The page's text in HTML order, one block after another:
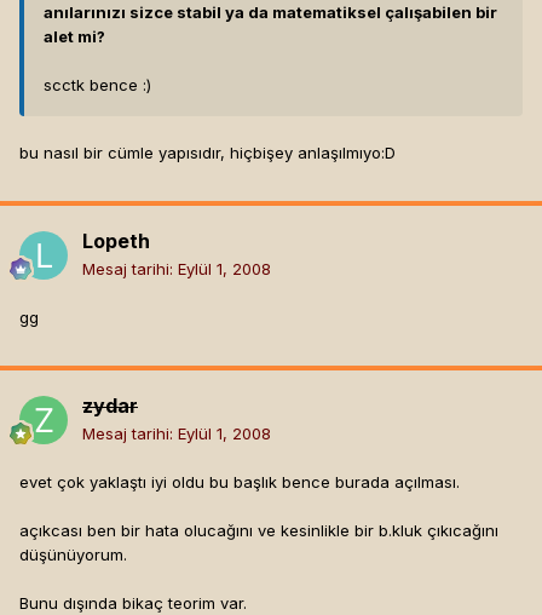
anılarınızı sizce stabil ya da matematiksel çalışabilen bir
alet mi?
scctk bence :)
bu nasıl bir cümle yapısıdır, hiçbişey anlaşılmıyo:D
Lopeth
Mesaj tarihi: Eylül 1, 2008
gg
zydar
Mesaj tarihi: Eylül 1, 2008
evet çok yaklaştı iyi oldu bu başlık bence burada açılması.
açıkcası ben bir hata olucağını ve kesinlikle bir b.kluk çıkıcağını
düşünüyorum.
Bunu dışında bikaç teorim var.